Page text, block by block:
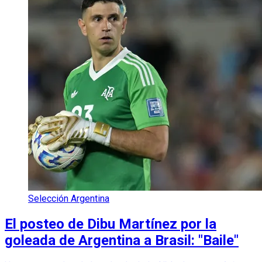
Selección Argentina
El posteo de Dibu Martínez por la
goleada de Argentina a Brasil: "Baile"